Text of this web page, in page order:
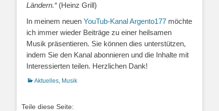
Ländern.“(Heinz Grill)
In meinem neuen YouTub-Kanal Argento177 möchte
ich immer wieder Beiträge zu einer heilsamen
Musik präsentieren. Sie können dies unterstützen,
indem Sie den Kanal abonnieren und die Inhalte mit
Interessierten teilen. Herzlichen Dank!
Kategorien
Aktuelles Musik
Teile diese Seite: